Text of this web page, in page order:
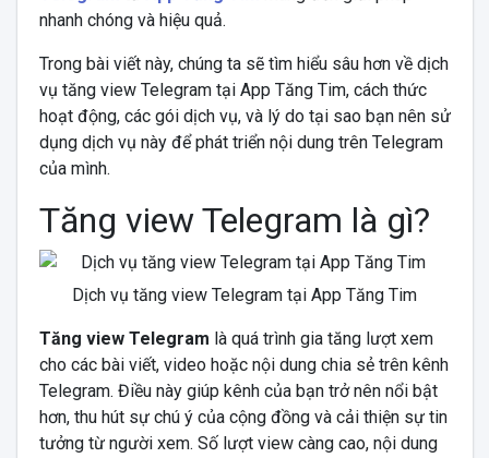
nhanh chóng và hiệu quả.
Trong bài viết này, chúng ta sẽ tìm hiểu sâu hơn về dịch
vụ tăng view Telegram tại App Tăng Tim, cách thức
hoạt động, các gói dịch vụ, và lý do tại sao bạn nên sử
dụng dịch vụ này để phát triển nội dung trên Telegram
của mình.
Tăng view Telegram là gì?
Dịch vụ tăng view Telegram tại App Tăng Tim
Tăng view Telegram là quá trình gia tăng lượt xem
cho các bài viết, video hoặc nội dung chia sẻ trên kênh
Telegram. Điều này giúp kênh của bạn trở nên nổi bật
hơn, thu hút sự chú ý của cộng đồng và cải thiện sự tin
tưởng từ người xem. Số lượt view càng cao, nội dung